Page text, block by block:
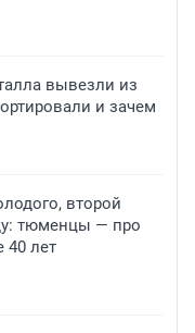
вывезли из
и зачем
второй
тюменцы — про
40 лет